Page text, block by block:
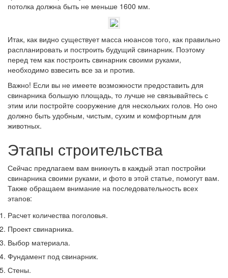
потолка должна быть не меньше 1600 мм.
Итак, как видно существует масса нюансов того, как правильно
распланировать и построить будущий свинарник. Поэтому
перед тем как построить свинарник своими руками,
необходимо взвесить все за и против.
Важно! Если вы не имеете возможности предоставить для
свинарника большую площадь, то лучше не связывайтесь с
этим или постройте сооружение для нескольких голов. Но оно
должно быть удобным, чистым, сухим и комфортным для
животных.
Этапы строительства
Сейчас предлагаем вам вникнуть в каждый этап постройки
свинарника своими руками, и фото в этой статье, помогут вам.
Также обращаем внимание на последовательность всех
этапов:
Расчет количества поголовья.
Проект свинарника.
Выбор материала.
Фундамент под свинарник.
Стены.